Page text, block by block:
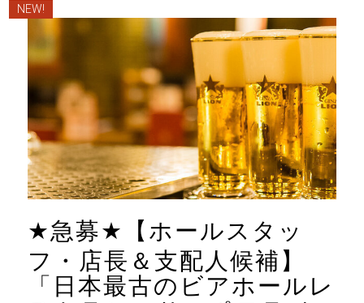
NEW!
★急募★
【ホールスタッ
フ・店長＆支配人候補】
「日本最古のビアホールレ